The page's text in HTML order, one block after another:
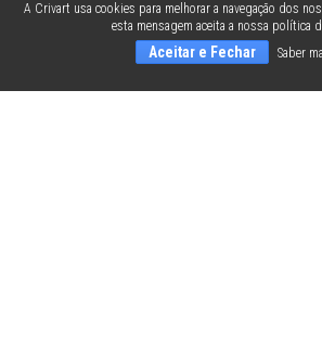
A Crivart usa cookies para melhorar a navegação dos
esta mensagem aceita a nossa política
Aceitar e Fechar Saber